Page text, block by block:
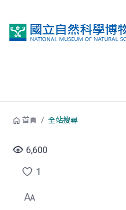
首頁 全站搜尋
6,600
點
選
1